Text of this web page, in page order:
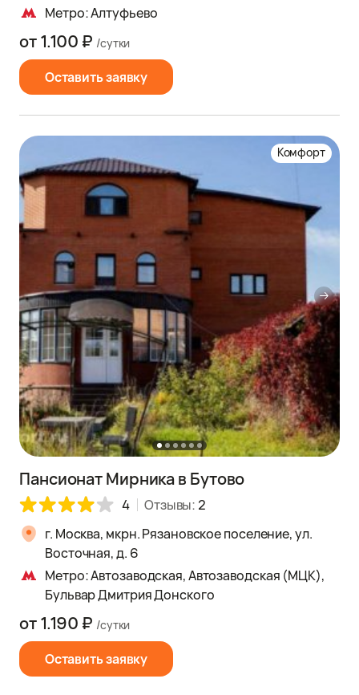
Метро: Алтуфьево
Оставить заявку
от 1.100 ₽ /сутки
Комфорт
Пансионат Мирника в Бутово
4 Отзывы: 2
г. Москва, мкрн. Рязановское поселение, ул.
Восточная, д. 6
Метро: Автозаводская, Автозаводская (МЦК),
Бульвар Дмитрия Донского
Оставить заявку
от 1.190 ₽ /сутки